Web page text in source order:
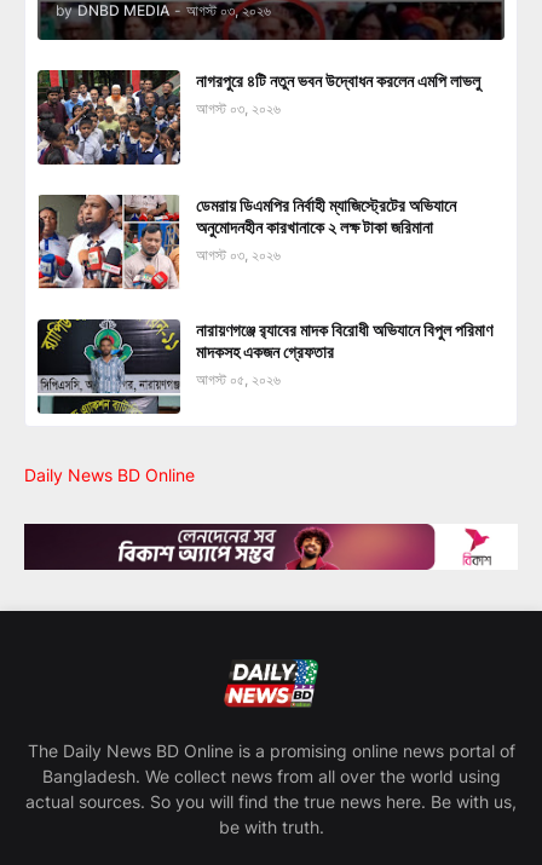
by DNBD MEDIA - আগস্ট ০৩, ২০২৬
নাগরপুরে ৪টি নতুন ভবন উদ্বোধন করলেন এমপি লাভলু
আগস্ট ০৩, ২০২৬
ডেমরায় ডিএমপির নির্বাহী ম্যাজিস্ট্রেটের অভিযানে
অনুমোদনহীন কারখানাকে ২ লক্ষ টাকা জরিমানা
আগস্ট ০৩, ২০২৬
নারায়ণগঞ্জে র‍্যাবের মাদক বিরোধী অভিযানে বিপুল পরিমাণ
মাদকসহ একজন গ্রেফতার
আগস্ট ০৫, ২০২৬
Daily News BD Online
The Daily News BD Online is a promising online news portal of
Bangladesh. We collect news from all over the world using
actual sources. So you will find the true news here. Be with us,
be with truth.